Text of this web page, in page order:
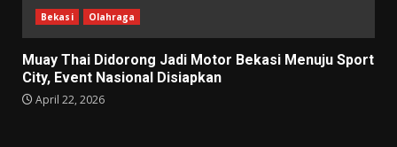
Bekasi Olahraga
Muay Thai Didorong Jadi Motor Bekasi Menuju Sport
City, Event Nasional Disiapkan
April 22, 2026